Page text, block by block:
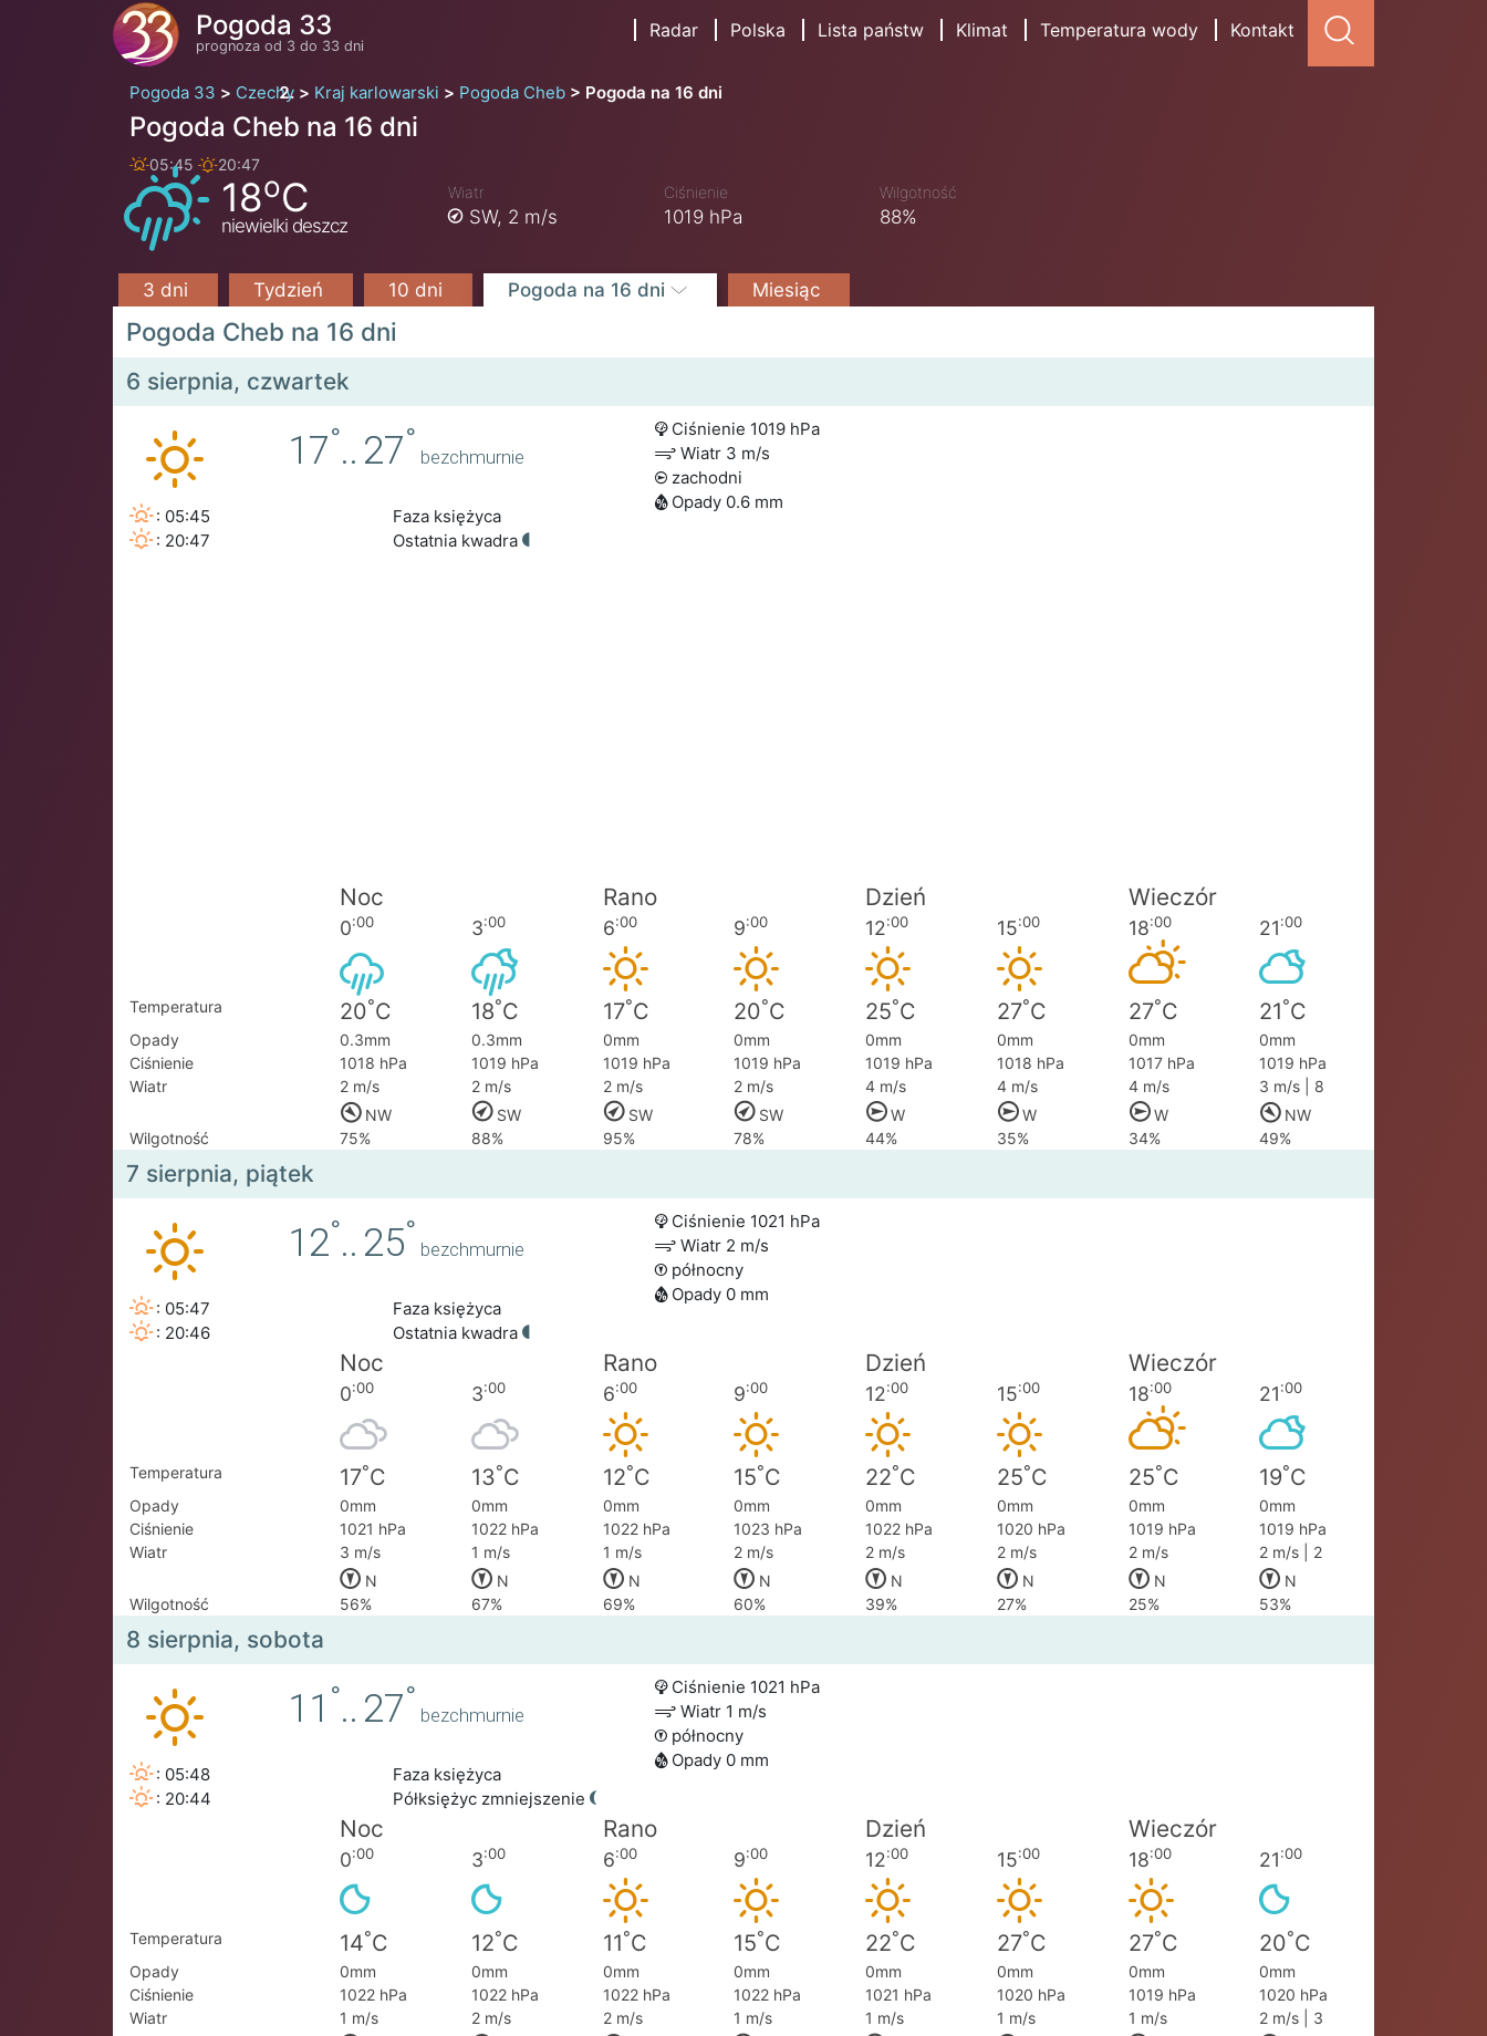
Pogoda 33
prognoza od 3 do 33 dni
Radar Polska Lista państw Klimat Temperatura wody Kontakt
Pogoda 33 Czechy Kraj karlowarski Pogoda Cheb Pogoda na 16 dni
Pogoda Cheb na 16 dni
05:45 20:47
18oC
niewielki deszcz
Wiatr
SW, 2 m/s
Ciśnienie
1019 hPa
Wilgotność
88%
3 dni Tydzień 10 dni Pogoda na 16 dni Miesiąc
Pogoda Cheb na 16 dni
6 sierpnia, czwartek
17°.. 27°
bezchmurnie
: 05:45
: 20:47
Faza księżyca
Ostatnia kwadra
Ciśnienie 1019 hPa
Wiatr 3 m/s
zachodni
Opady 0.6 mm
Noc Rano Dzień Wieczór
0:00 3:00 6:00 9:00 12:00 15:00 18:00 21:00
Temperatura 20°C 18°C 17°C 20°C 25°C 27°C 27°C 21°C
Opady 0.3mm 0.3mm 0mm 0mm 0mm 0mm 0mm
0mm
Ciśnienie
1018 hPa 1019 hPa 1019 hPa 1019 hPa 1019 hPa 1018 hPa 1017 hPa
1019 hPa
Wiatr
2 m/s 2 m/s 2 m/s 2 m/s 4 m/s 4 m/s 4 m/s
3 m/s | 8
NW
SW SW SW W W W
NW
Wilgotność
75% 88% 95% 78% 44% 35% 34% 49%
7 sierpnia, piątek
12°.. 25°
bezchmurnie
: 05:47
: 20:46
Faza księżyca
Ostatnia kwadra
Ciśnienie 1021 hPa
Wiatr 2 m/s
północny
Opady 0 mm
Noc Rano Dzień Wieczór
0:00 3:00 6:00 9:00 12:00 15:00 18:00 21:00
Temperatura 17°C 13°C 12°C 15°C 22°C 25°C 25°C 19°C
Opady 0mm 0mm 0mm 0mm 0mm 0mm 0mm
0mm
Ciśnienie
1021 hPa 1022 hPa 1022 hPa 1023 hPa 1022 hPa 1020 hPa 1019 hPa
1019 hPa
Wiatr
3 m/s 1 m/s 1 m/s 2 m/s 2 m/s 2 m/s 2 m/s
2 m/s | 2
N
N N N N N N
N
Wilgotność
56% 67% 69% 60% 39% 27% 25% 53%
8 sierpnia, sobota
11 °.. 27°
bezchmurnie
: 05:48
: 20:44
Faza księżyca
Półksiężyc zmniejszenie
Ciśnienie 1021 hPa
Wiatr 1 m/s
północny
Opady 0 mm
Noc Rano Dzień Wieczór
0:00 3:00 6:00 9:00 12:00 15:00 18:00 21:00
Temperatura 14°C 12°C 11°C 15°C 22°C 27°C 27°C 20°C
Opady 0mm 0mm 0mm 0mm 0mm 0mm 0mm
0mm
Ciśnienie
1022 hPa 1022 hPa 1022 hPa 1022 hPa 1021 hPa 1020 hPa 1019 hPa
1020 hPa
Wiatr
1 m/s 2 m/s 2 m/s 1 m/s 1 m/s 1 m/s 1 m/s
2 m/s | 3